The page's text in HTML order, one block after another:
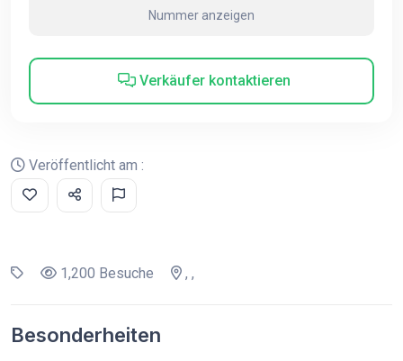
Nummer anzeigen
Verkäufer kontaktieren
Veröffentlicht am :
1,200 Besuche , ,
Besonderheiten